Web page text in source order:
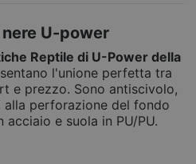
U-power
Reptile di U-Power della
l'unione perfetta tra
e prezzo. Sono antiscivolo,
perforazione del fondo
acciaio e suola in PU/PU.